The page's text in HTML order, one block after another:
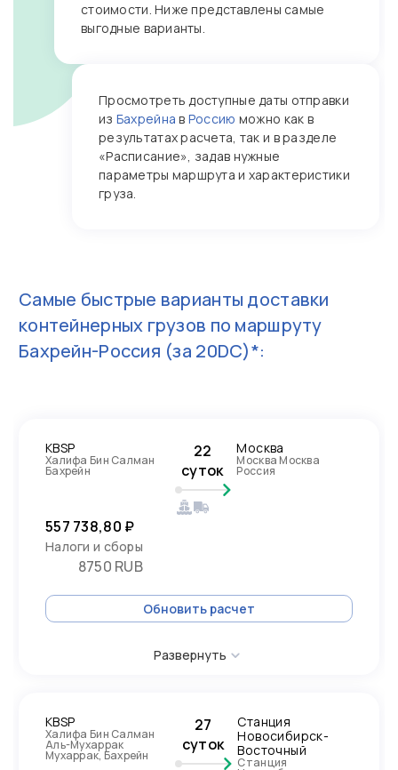
стоимости. Ниже представлены самые
выгодные варианты.
Просмотреть доступные даты отправки
из Бахрейна в Россию можно как в
результатах расчета, так и в разделе
«Расписание», задав нужные
параметры маршрута и характеристики
груза.
Самые быстрые варианты доставки
контейнерных грузов по маршруту
Бахрейн-Россия (за 20DC)*:
KBSP
Халифа Бин Салман
Бахрейн
22
суток
Москва
Москва Москва
Россия
557 738,80 ₽
Налоги и сборы
8750 RUB
Обновить расчет
Развернуть
KBSP
Халифа Бин Салман
Аль-Мухаррак
Мухаррак, Бахрейн
27
суток
Станция
Новосибирск-
Восточный
Станция